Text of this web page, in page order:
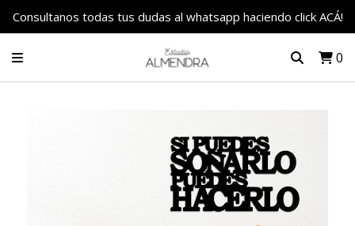
Consultanos todas tus dudas al whatsapp haciendo click ACÁ!
0